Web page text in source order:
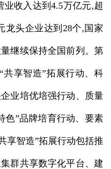
业收入达到4.5万亿元,超
龙头企业达到28个,国家
继续保持全国前列。第
享智造”拓展行动、科
业培优培强行动、质量
色”品牌培育行动、要素
享智造”拓展行动包括推
群共享数字化平台、建